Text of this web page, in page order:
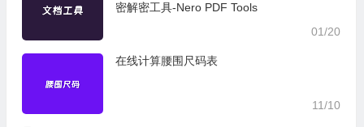
密解密工具-Nero PDF Tools
01/20
在线计算腰围尺码表
11/10